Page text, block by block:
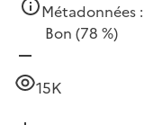
Métadonnées :
Bon (78 %)
15K